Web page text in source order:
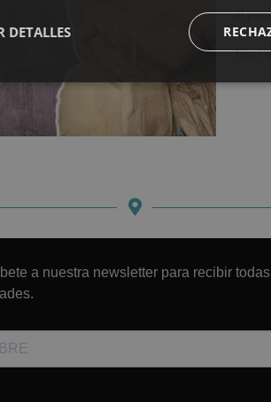
al
Tour
a nuestra newsletter para recibir
DETALLES